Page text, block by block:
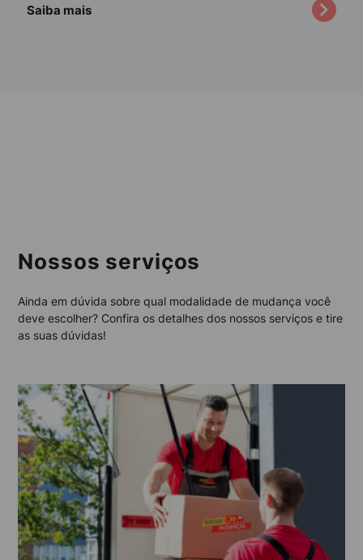
Saiba mais
Nossos serviços
Ainda em dúvida sobre qual modalidade de mudança você
deve escolher? Confira os detalhes dos nossos serviços e tire
as suas dúvidas!